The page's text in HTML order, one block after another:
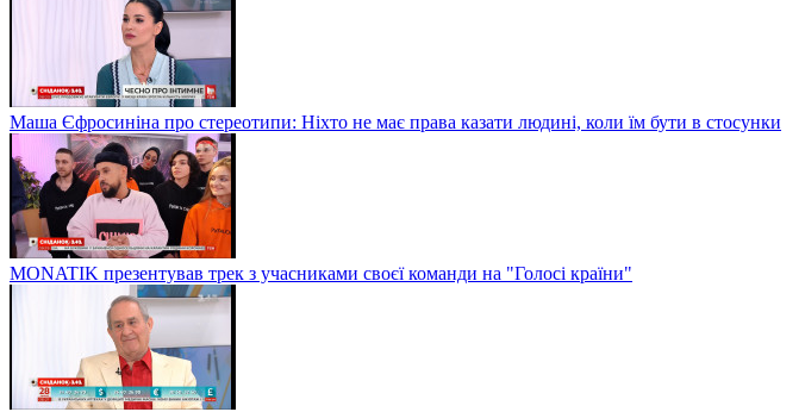
Маша Єфросиніна про стереотипи: Ніхто не має права казати людині, коли їм бути в стосунки
MONATIK презентував трек з учасниками своєї команди на "Голосі країни"